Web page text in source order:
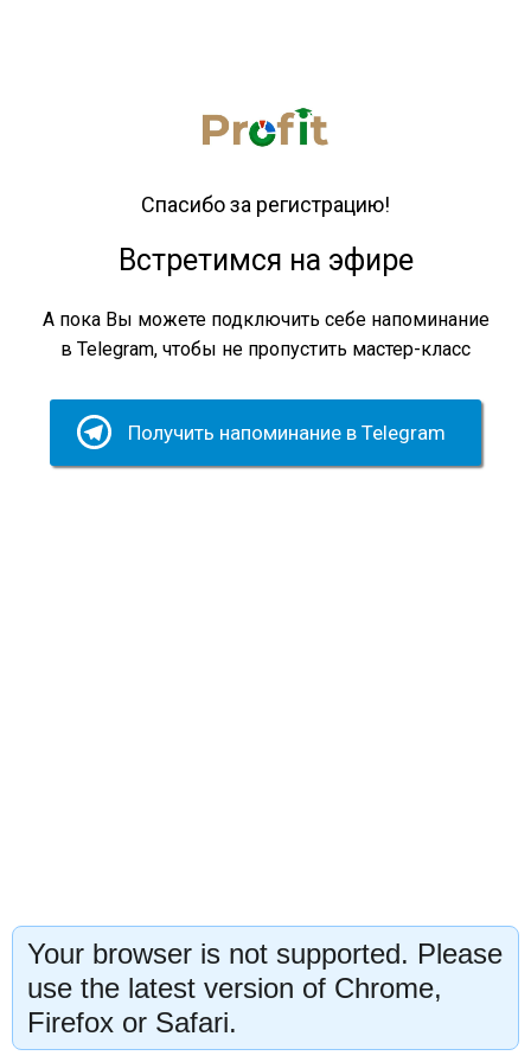
Спасибо за регистрацию!
Встретимся на эфире
А пока Вы можете подключить себе напоминание
в Telegram, чтобы не пропустить мастер-класc
Получить напоминание в Telegram
Your browser is not supported. Please
use the latest version of Chrome,
Firefox or Safari.